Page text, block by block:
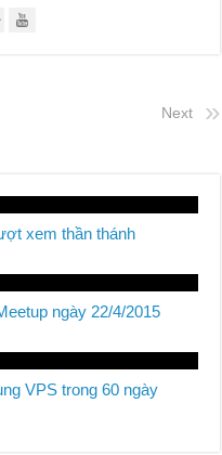
Next
xem thần thánh
ngày 22/4/2015
VPS trong 60 ngày